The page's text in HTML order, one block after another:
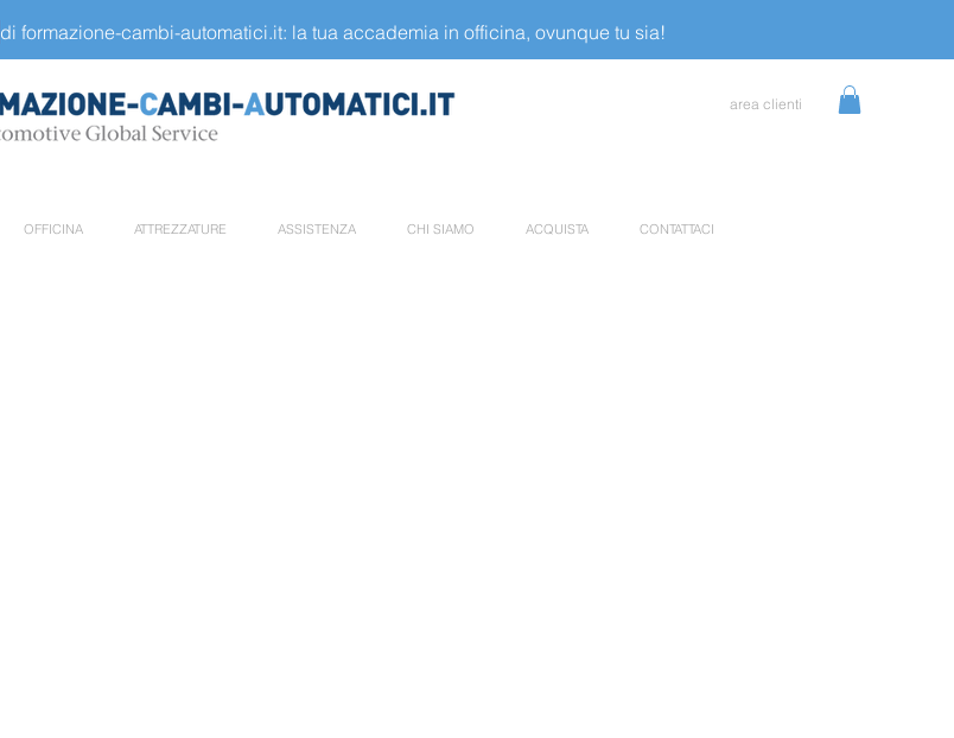
di formazione-cambi-automatici.it: la tua accademia in officina, ovunque tu sia!
area clienti
OFFICINA ATTREZZATURE ASSISTENZA CHI SIAMO ACQUISTA CONTATTACI